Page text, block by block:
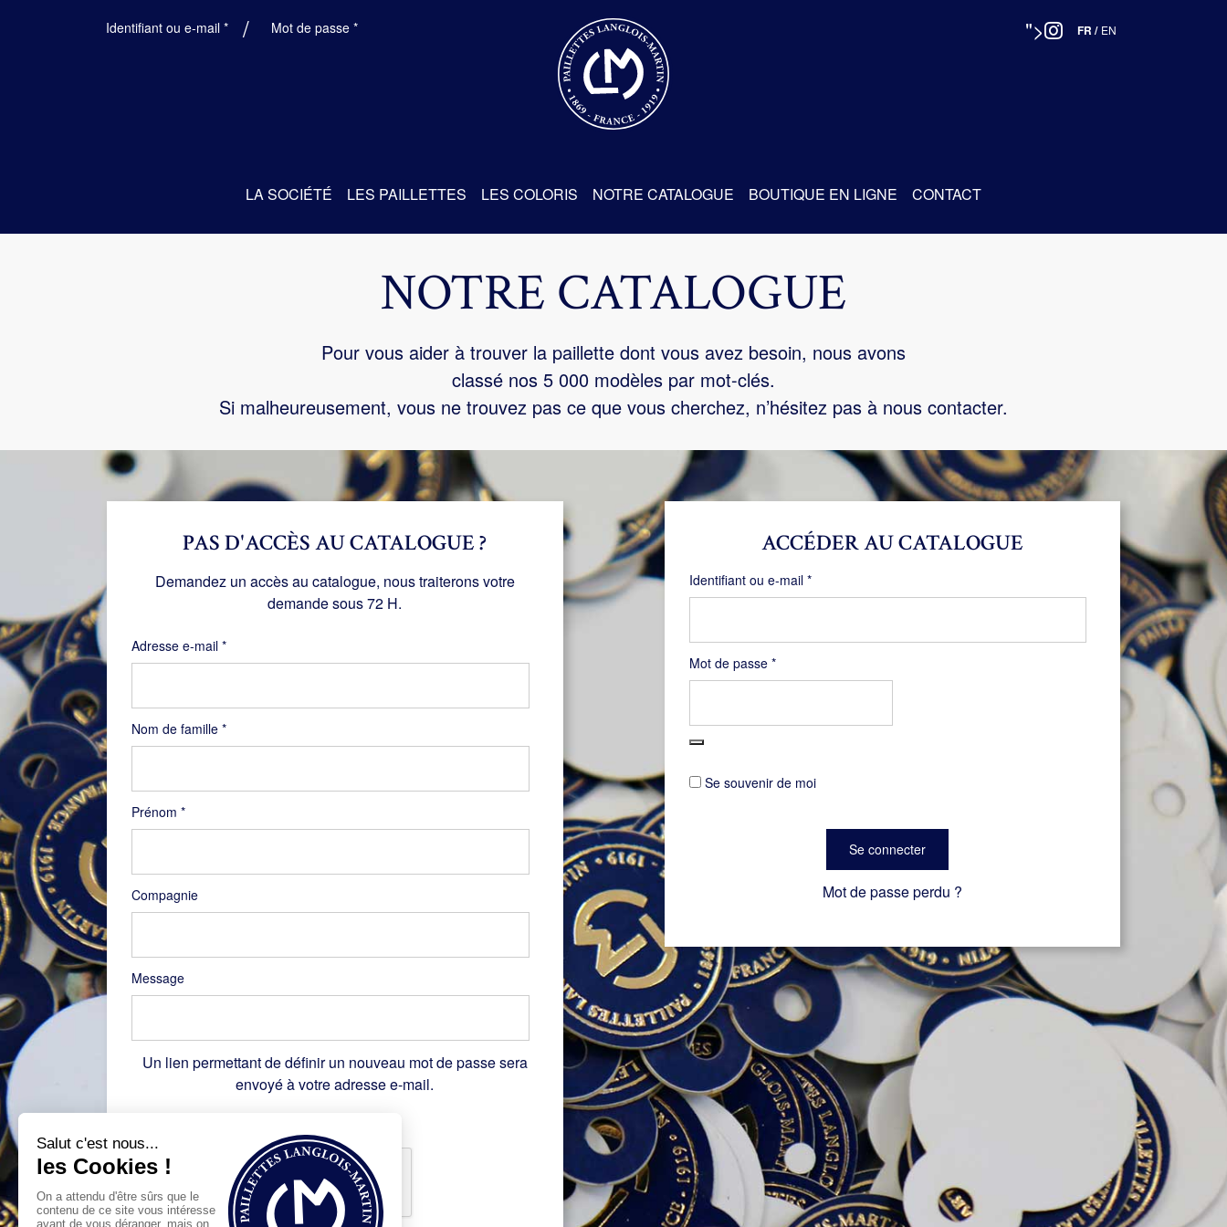
Identifiant ou e-mail *ObligatoireMot de passe *Obligatoire "> FR / EN
LA SOCIÉTÉ LES PAILLETTES LES COLORIS NOTRE CATALOGUE BOUTIQUE EN LIGNE CONTACT
NOTRE CATALOGUE
Pour vous aider à trouver la paillette dont vous avez besoin, nous avons
classé nos 5 000 modèles par mot-clés.
Si malheureusement, vous ne trouvez pas ce que vous cherchez, n’hésitez pas à nous contacter.
ACCÉDER AU CATALOGUE
Identifiant ou e-mail *Obligatoire
Mot de passe *Obligatoire
Se souvenir de moi
Se connecter
Mot de passe perdu ?
Nom de famille *
Prénom *
Compagnie
Message
PAS D'ACCÈS AU CATALOGUE ?
Demandez un accès au catalogue, nous traiterons votre
demande sous 72 H.
Adresse e-mail *Obligatoire
Un lien permettant de définir un nouveau mot de passe sera
envoyé à votre adresse e-mail.